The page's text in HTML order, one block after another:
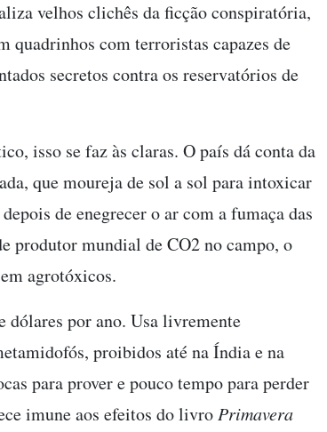
velhos clichês da ficção conspiratória,
quadrinhos com terroristas capazes de
secretos contra os reservatórios de
isso se faz às claras. O país dá conta da
que moureja de sol a sol para intoxicar
de enegrecer o ar com a fumaça das
produtor mundial de CO2 no campo, o
agrotóxicos.
dólares por ano. Usa livremente
proibidos até na Índia e na
para prover e pouco tempo para perder
imune aos efeitos do livro Primavera